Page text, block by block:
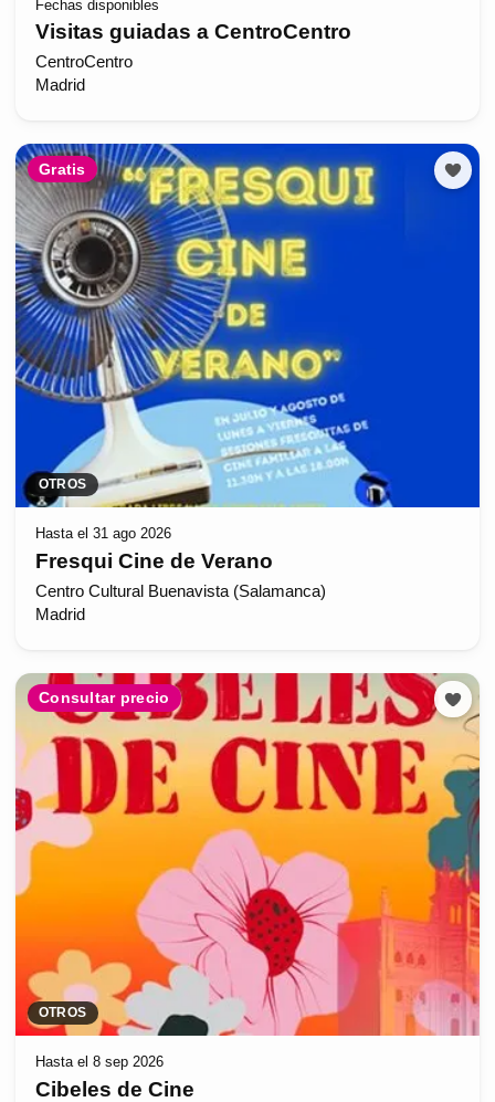
Fechas disponibles
Visitas guiadas a CentroCentro
CentroCentro
Madrid
Gratis
OTROS
Hasta el 31 ago 2026
Fresqui Cine de Verano
Centro Cultural Buenavista (Salamanca)
Madrid
Consultar precio
OTROS
Hasta el 8 sep 2026
Cibeles de Cine